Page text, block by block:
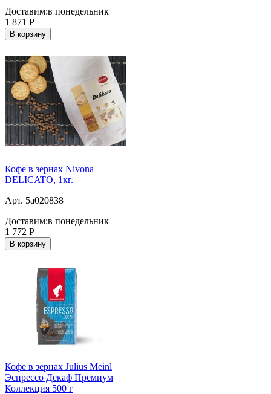
Доставим:в понедельник
1 871 Р
В корзину
Кофе в зернах Nivona
DELICATO, 1кг.
Арт. 5a020838
Доставим:в понедельник
1 772 Р
В корзину
Кофе в зернах Julius Meinl
Эспрессо Декаф Премиум
Коллекция 500 г